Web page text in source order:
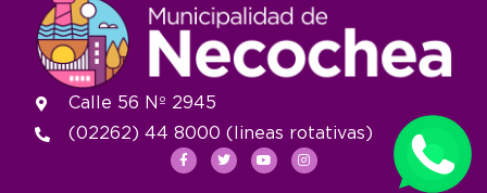
Calle 56 Nº 2945
(02262) 44 8000 (lineas rotativas)